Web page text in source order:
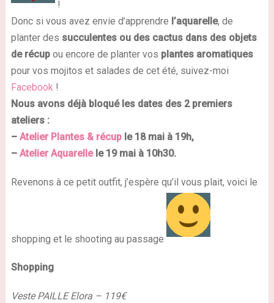
!
Donc si vous avez envie d’apprendre l’aquarelle, de
planter des succulentes ou des cactus dans des objets
de récupou encore de planter vos plantes aromatiques
pour vos mojitos et salades de cet été, suivez-moi
Facebook !
Nous avons déjà bloqué les dates des 2 premiers
ateliers :
– Atelier Plantes & récuple 18 mai à 19h,
– Atelier Aquarellele 19 mai à 10h30.
Revenons à ce petit outfit, j’espère qu’il vous plait, voici le
shopping et le shooting au passage
Shopping
Veste PAILLE Elora – 119€